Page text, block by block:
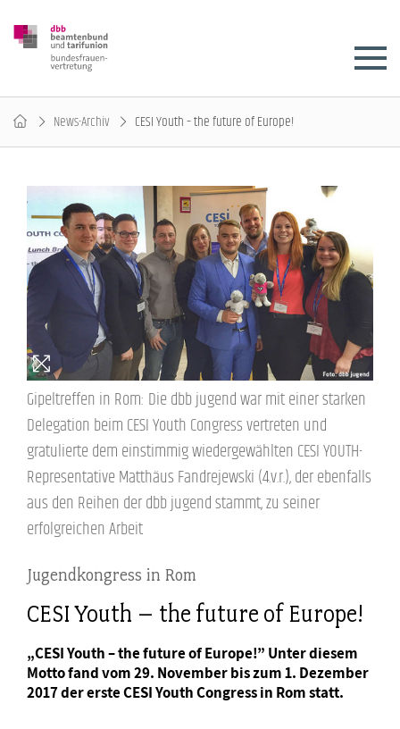
News-Archiv CESI Youth – the future of Europe!
Gipeltreffen in Rom: Die dbb jugend war mit einer starken
Delegation beim CESI Youth Congress vertreten und
gratulierte dem einstimmig wiedergewählten CESI YOUTH-
Representative Matthäus Fandrejewski (4.v.r.), der ebenfalls
aus den Reihen der dbb jugend stammt, zu seiner
erfolgreichen Arbeit
Jugendkongress in Rom
CESI Youth – the future of Europe!
„CESI Youth – the future of Europe!” Unter diesem
Motto fand vom 29. November bis zum 1. Dezember
2017 der erste CESI Youth Congress in Rom statt.